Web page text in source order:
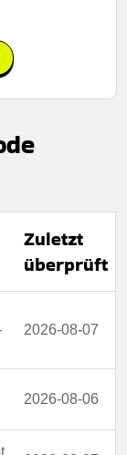
Zuletzt
überprüft
2026-08-07
2026-08-06